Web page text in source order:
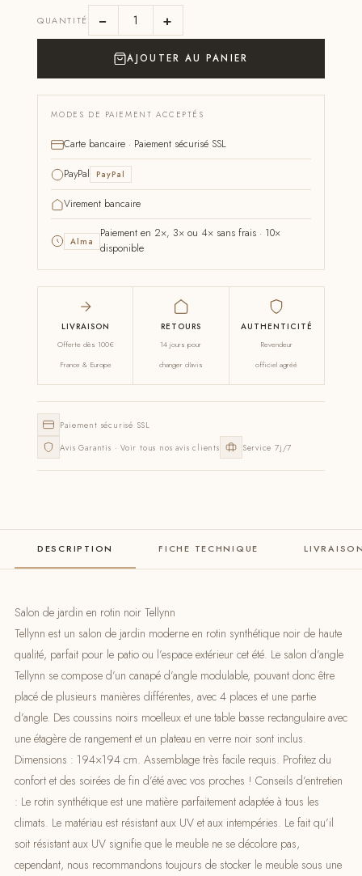
QUANTITÉ − +
AJOUTER AU PANIER
MODES DE PAIEMENT ACCEPTÉS
Carte bancaire · Paiement sécurisé SSL
PayPal PayPal
Virement bancaire
Alma
Paiement en 2×, 3× ou 4× sans frais · 10×
disponible
LIVRAISON
Offerte dès 100€
France & Europe
RETOURS
14 jours pour
changer d'avis
AUTHENTICITÉ
Revendeur
officiel agréé
Paiement sécurisé SSL
Avis Garantis · Voir tous nos avis clients
Service 7j/7
DESCRIPTION FICHE TECHNIQUE
Salon de jardin en rotin noir Tellynn
Tellynn est un salon de jardin moderne en rotin synthétique noir de haute
qualité, parfait pour le patio ou l’espace extérieur cet été. Le salon d’angle
Tellynn se compose d’un canapé d’angle modulable, pouvant donc être
placé de plusieurs manières différentes, avec 4 places et une partie
d’angle. Des coussins noirs moelleux et une table basse rectangulaire avec
une étagère de rangement et un plateau en verre noir sont inclus.
Dimensions : 194×194 cm. Assemblage très facile requis. Profitez du
confort et des soirées de fin d’été avec vos proches ! Conseils d’entretien
: Le rotin synthétique est une matière parfaitement adaptée à tous les
climats. Le matériau est résistant aux UV et aux intempéries. Le fait qu’il
soit résistant aux UV signifie que le meuble ne se décolore pas,
cependant, nous recommandons toujours de stocker le meuble sous une